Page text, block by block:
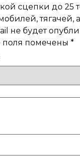
сцепки до 25
тягачей,
не будет
поля помечены *